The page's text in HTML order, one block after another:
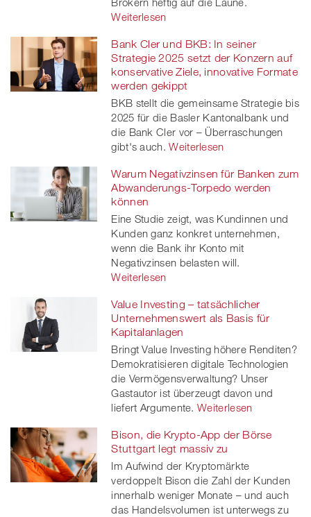
Weiterlesen
Bank Cler und BKB: In seiner
Strategie 2025 setzt der Konzern auf
konservative Ziele, innovative Formate
werden gekippt
BKB stellt die gemeinsame Strategie bis
2025 für die Basler Kantonalbank und
die Bank Cler vor – Überraschungen
gibt's auch. Weiterlesen
Warum Negativzinsen für Banken zum
Abwanderungs-Torpedo werden
können
Eine Studie zeigt, was Kundinnen und
Kunden ganz konkret unternehmen,
wenn die Bank ihr Konto mit
Negativzinsen belasten will.
Weiterlesen
Value Investing – tatsächlicher
Unternehmenswert als Basis für
Kapitalanlagen
Bringt Value Investing höhere Renditen?
Demokratisieren digitale Technologien
die Vermögensverwaltung? Unser
Gastautor ist überzeugt davon und
liefert Argumente. Weiterlesen
Bison, die Krypto-App der Börse
Stuttgart legt massiv zu
Im Aufwind der Kryptomärkte
verdoppelt Bison die Zahl der Kunden
innerhalb weniger Monate – und auch
das Handelsvolumen ist unterwegs zu